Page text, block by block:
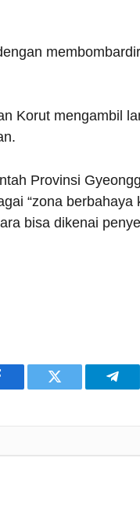
Korut mengambil
Provinsi
“zona berbahaya
bisa dikenai
Twitter